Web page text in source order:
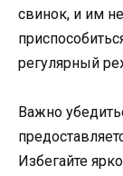
свинок, и им
регулярный
Важно
Избегайте